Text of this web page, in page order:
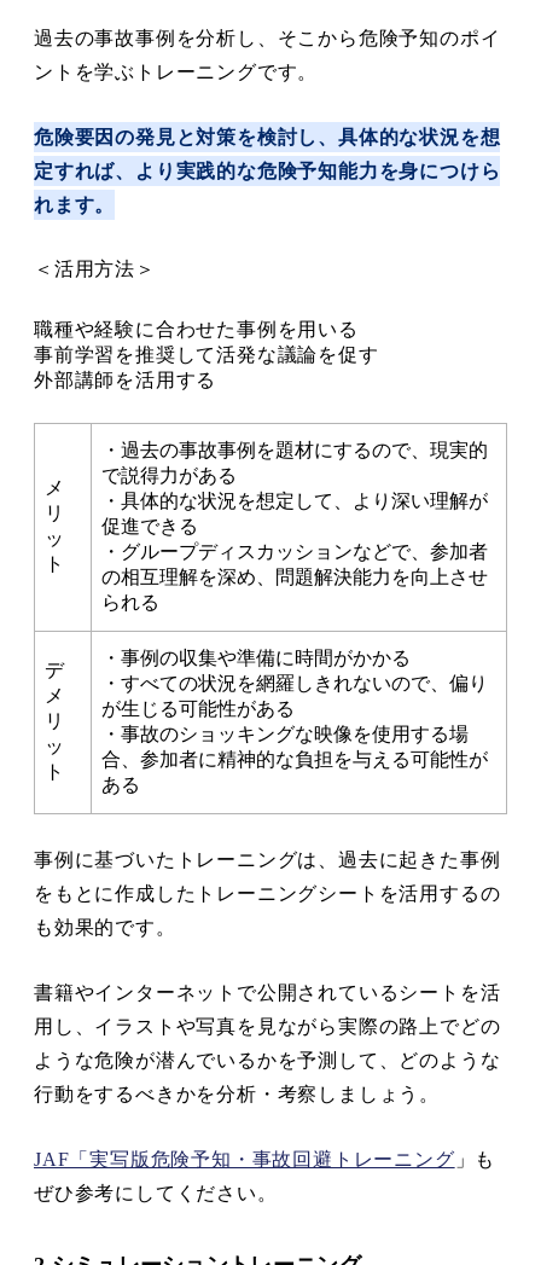
過去の事故事例を分析し、そこから危険予知のポイ
ントを学ぶトレーニングです。
危険要因の発見と対策を検討し、具体的な状況を想
定すれば、より実践的な危険予知能力を身につけら
れます。
＜活用方法＞
職種や経験に合わせた事例を用いる
事前学習を推奨して活発な議論を促す
外部講師を活用する
メ
リ
ッ
ト
・過去の事故事例を題材にするので、現実的
で説得力がある
・具体的な状況を想定して、より深い理解が
促進できる
・グループディスカッションなどで、参加者
の相互理解を深め、問題解決能力を向上させ
られる
デ
メ
リ
ッ
ト
・事例の収集や準備に時間がかかる
・すべての状況を網羅しきれないので、偏り
が生じる可能性がある
・事故のショッキングな映像を使用する場
合、参加者に精神的な負担を与える可能性が
ある
事例に基づいたトレーニングは、過去に起きた事例
をもとに作成したトレーニングシートを活用するの
も効果的です。
書籍やインターネットで公開されているシートを活
用し、イラストや写真を見ながら実際の路上でどの
ような危険が潜んでいるかを予測して、どのような
行動をするべきかを分析・考察しましょう。
JAF「実写版危険予知・事故回避トレーニング 」も
ぜひ参考にしてください。